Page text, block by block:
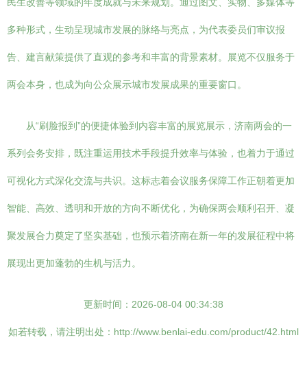
多种形式，生动呈现城市发展的脉络与亮点，为代表委员们审议报
告、建言献策提供了直观的参考和丰富的背景素材。展览不仅服务于
两会本身，也成为向公众展示城市发展成果的重要窗口。
从“刷脸报到”的便捷体验到内容丰富的展览展示，济南两会的一
系列会务安排，既注重运用技术手段提升效率与体验，也着力于通过
可视化方式深化交流与共识。这标志着会议服务保障工作正朝着更加
智能、高效、透明和开放的方向不断优化，为确保两会顺利召开、凝
聚发展合力奠定了坚实基础，也预示着济南在新一年的发展征程中将
展现出更加蓬勃的生机与活力。
更新时间：2026-08-04 00:34:38
如若转载，请注明出处：http://www.benlai-edu.com/product/42.html